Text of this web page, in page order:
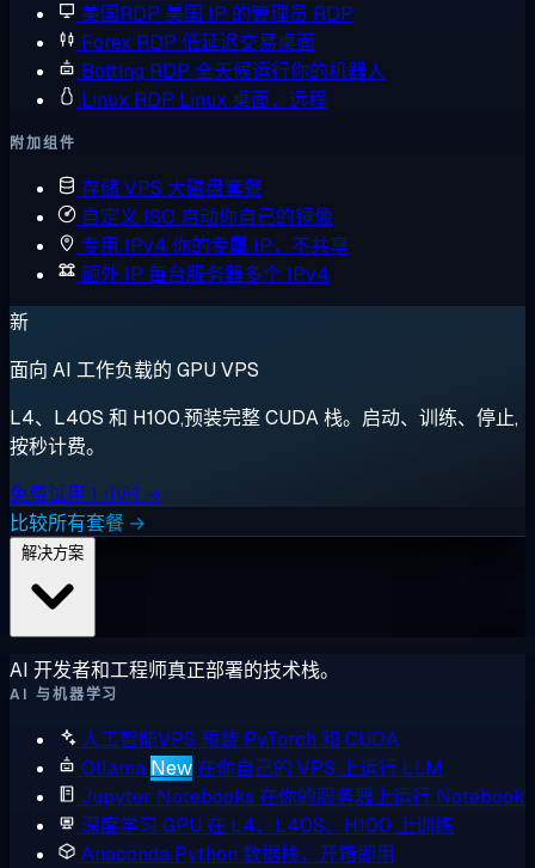
美国RDP 美国 IP 的管理员 RDP
Forex RDP 低延迟交易桌面
Botting RDP 全天候运行你的机器人
Linux RDP Linux 桌面，远程
附加组件
存储 VPS 大磁盘套餐
自定义 ISO 启动你自己的镜像
专用 IPv4 你的专属 IP，不共享
额外 IP 每台服务器多个 IPv4
新
面向 AI 工作负载的 GPU VPS
L4、L40S 和 H100,预装完整 CUDA 栈。启动、训练、停止,
按秒计费。
免费试用 1 小时 →
比较所有套餐 →
AI 开发者和工程师真正部署的技术栈。
AI 与机器学习
人工智能VPS 预装 PyTorch 和 CUDA
Ollama New在你自己的 VPS 上运行 LLM
Jupyter Notebooks 在你的服务器上运行 Notebook
深度学习 GPU 在 L4、L40S、H100 上训练
Anaconda Python 数据栈，开箱即用